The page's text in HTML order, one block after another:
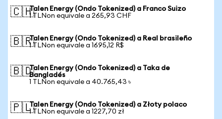
🇨🇭Talen Energy (Ondo Tokenized) a Franco Suizo
1 TLNon equivale a 265,93 CHF
🇧🇷Talen Energy (Ondo Tokenized) a Real brasileño
1 TLNon equivale a 1695,12 R$
🇧🇩Talen Energy (Ondo Tokenized) a Taka de
Bangladés
1 TLNon equivale a 40.765,43 ৳
🇵🇱Talen Energy (Ondo Tokenized) a Złoty polaco
1 TLNon equivale a 1227,70 zł